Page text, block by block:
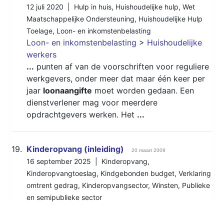
12 juli 2020 | Hulp in huis, Huishoudelijke hulp, Wet
Maatschappelijke Ondersteuning, Huishoudelijke Hulp
Toelage, Loon- en inkomstenbelasting
Loon- en inkomstenbelasting > Huishoudelijke
werkers
... punten af van de voorschriften voor reguliere
werkgevers, onder meer dat maar één keer per
jaar loonaangifte moet worden gedaan. Een
dienstverlener mag voor meerdere
opdrachtgevers werken. Het ...
19. Kinderopvang (inleiding) 20 maart 2009
16 september 2025 | Kinderopvang,
Kinderopvangtoeslag, Kindgebonden budget, Verklaring
omtrent gedrag, Kinderopvangsector, Winsten, Publieke
en semipublieke sector